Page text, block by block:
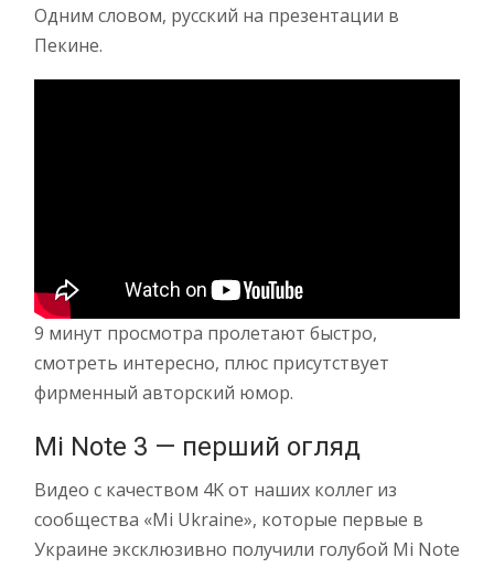
Одним словом, русский на презентации в
Пекине.
9 минут просмотра пролетают быстро,
смотреть интересно, плюс присутствует
фирменный авторский юмор.
Mi Note 3 — перший огляд
Видео с качеством 4K от наших коллег из
сообщества «Mi Ukraine», которые первые в
Украине эксклюзивно получили голубой Mi Note